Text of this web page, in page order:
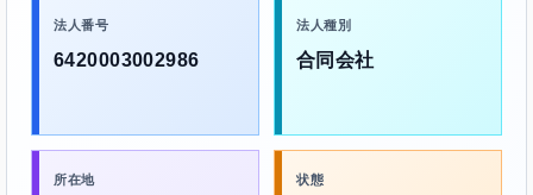
法人番号
6420003002986
法人種別
合同会社
所在地 状態